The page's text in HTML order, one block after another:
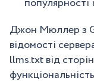
Джон Мюллер з
відомості
llms.txt від